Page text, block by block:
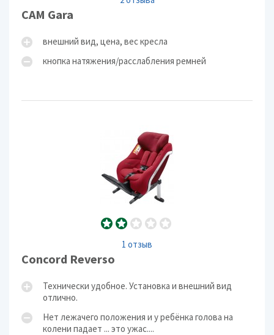
CAM Gara
внешний вид, цена, вес кресла
кнопка натяжения/расслабления ремней
1 отзыв
Concord Reverso
Технически удобное. Установка и внешний вид
отлично.
Нет лежачего положения и у ребёнка голова на
колени падает ... это ужас....